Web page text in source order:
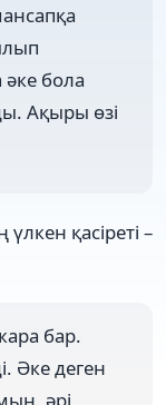
әке бола
Ақыры өзі
қасіреті –
бар.
Әке деген
әрі